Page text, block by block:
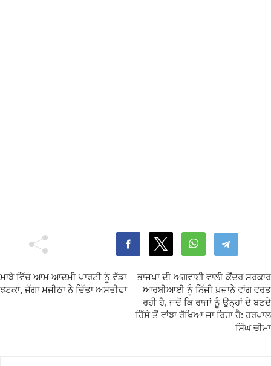
ਮਾਝੇ ਵਿੱਚ ਆਮ ਆਦਮੀ ਪਾਰਟੀ ਨੂੰ ਵੱਡਾ
ਝਟਕਾ, ਜੱਗਾ ਮਜੀਠਾ ਨੇ ਦਿੱਤਾ ਅਸਤੀਫਾ
ਭਾਜਪਾ ਦੀ ਅਗਵਾਈ ਵਾਲੀ ਕੇਂਦਰ ਸਰਕਾਰ
ਆਰਬੀਆਈ ਨੂੰ ਨਿੱਜੀ ਖ਼ਜ਼ਾਨੇ ਵਾਂਗ ਵਰਤ
ਰਹੀ ਹੈ, ਜਦੋਂ ਕਿ ਰਾਜਾਂ ਨੂੰ ਉਨ੍ਹਾਂ ਦੇ ਬਣਦੇ
ਹਿੱਸੇ ਤੋਂ ਵਾਂਝਾ ਰੱਖਿਆ ਜਾ ਰਿਹਾ ਹੈ: ਹਰਪਾਲ
ਸਿੰਘ ਚੀਮਾ